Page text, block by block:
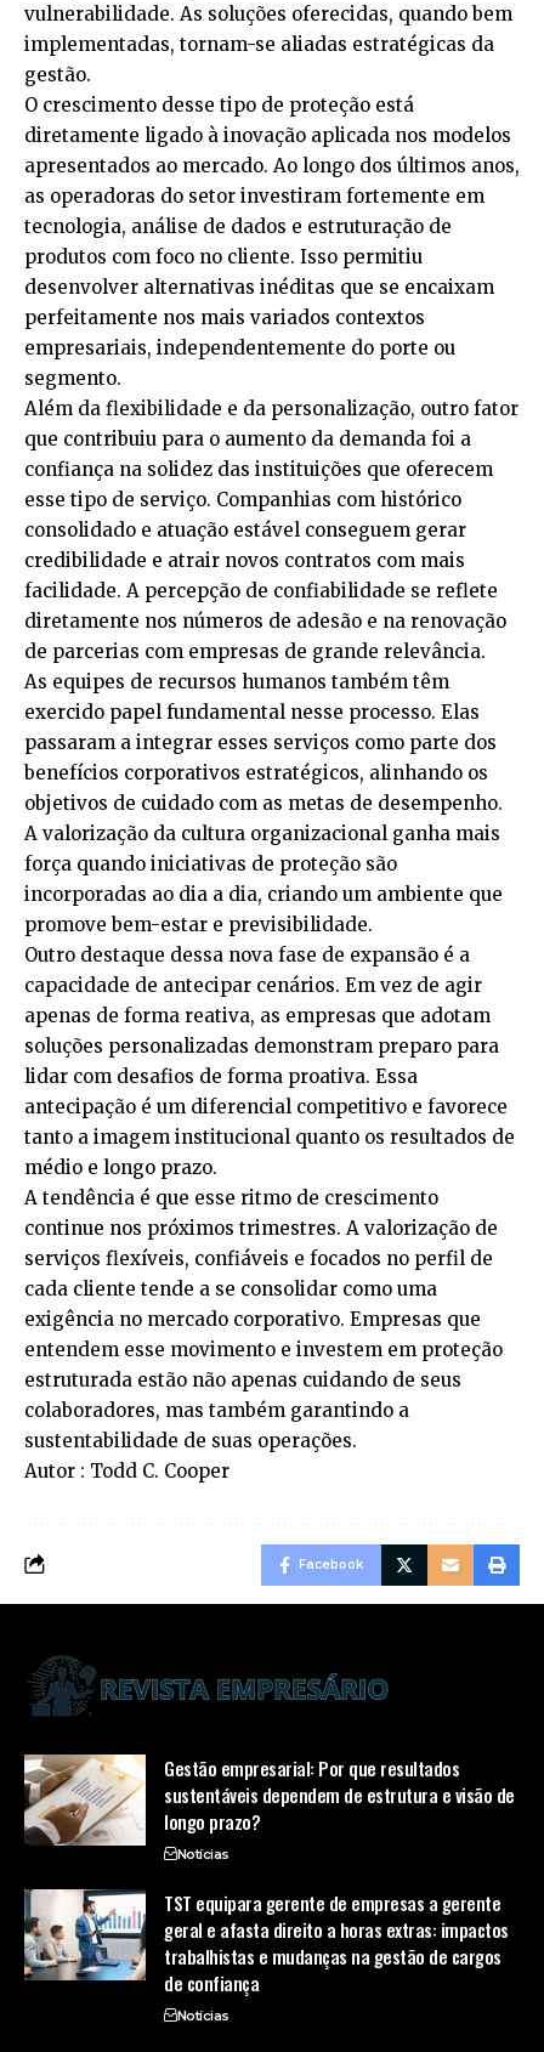
vulnerabilidade. As soluções oferecidas, quando bem
implementadas, tornam-se aliadas estratégicas da
gestão.
O crescimento desse tipo de proteção está
diretamente ligado à inovação aplicada nos modelos
apresentados ao mercado. Ao longo dos últimos anos,
as operadoras do setor investiram fortemente em
tecnologia, análise de dados e estruturação de
produtos com foco no cliente. Isso permitiu
desenvolver alternativas inéditas que se encaixam
perfeitamente nos mais variados contextos
empresariais, independentemente do porte ou
segmento.
Além da flexibilidade e da personalização, outro fator
que contribuiu para o aumento da demanda foi a
confiança na solidez das instituições que oferecem
esse tipo de serviço. Companhias com histórico
consolidado e atuação estável conseguem gerar
credibilidade e atrair novos contratos com mais
facilidade. A percepção de confiabilidade se reflete
diretamente nos números de adesão e na renovação
de parcerias com empresas de grande relevância.
As equipes de recursos humanos também têm
exercido papel fundamental nesse processo. Elas
passaram a integrar esses serviços como parte dos
benefícios corporativos estratégicos, alinhando os
objetivos de cuidado com as metas de desempenho.
A valorização da cultura organizacional ganha mais
força quando iniciativas de proteção são
incorporadas ao dia a dia, criando um ambiente que
promove bem-estar e previsibilidade.
Outro destaque dessa nova fase de expansão é a
capacidade de antecipar cenários. Em vez de agir
apenas de forma reativa, as empresas que adotam
soluções personalizadas demonstram preparo para
lidar com desafios de forma proativa. Essa
antecipação é um diferencial competitivo e favorece
tanto a imagem institucional quanto os resultados de
médio e longo prazo.
A tendência é que esse ritmo de crescimento
continue nos próximos trimestres. A valorização de
serviços flexíveis, confiáveis e focados no perfil de
cada cliente tende a se consolidar como uma
exigência no mercado corporativo. Empresas que
entendem esse movimento e investem em proteção
estruturada estão não apenas cuidando de seus
colaboradores, mas também garantindo a
sustentabilidade de suas operações.
Autor : Todd C. Cooper
Facebook
Gestão empresarial: Por que resultados
sustentáveis dependem de estrutura e visão de
longo prazo?
Notícias
TST equipara gerente de empresas a gerente
geral e afasta direito a horas extras: impactos
trabalhistas e mudanças na gestão de cargos
de confiança
Notícias